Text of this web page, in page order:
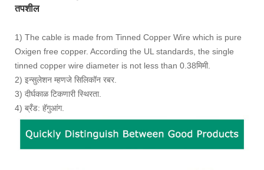
तपशील
1) The cable is made from Tinned Copper Wire which is pure
Oxigen free copper. According the UL standards, the single
tinned copper wire diameter is not less than 0.38मिमी.
2) इन्सुलेशन म्हणजे सिलिकॉन रबर.
3) दीर्घकाळ टिकणारी स्थिरता.
4) ब्रँड: हॅगुआंग.